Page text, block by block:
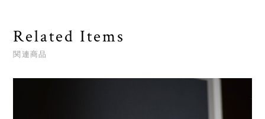
Related Items
関連商品